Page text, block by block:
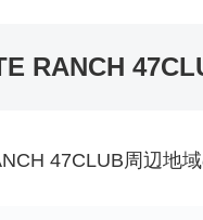
RANCH
47CLUB周辺地域